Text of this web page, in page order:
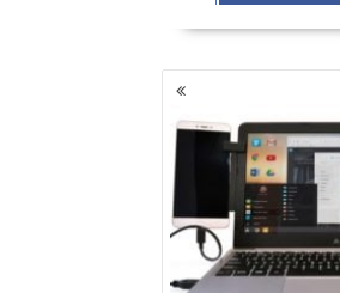
NAWIGACJA
PO
WPISACH